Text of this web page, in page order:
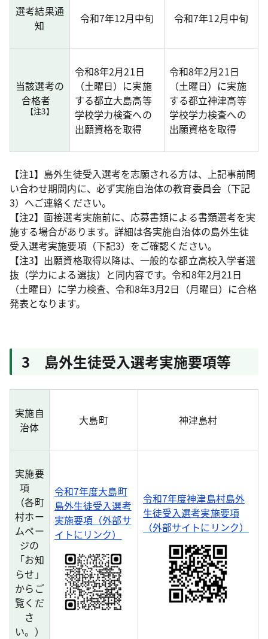
選考結果通
知
令和7年12月中旬 令和7年12月中旬
当該選考の
合格者
【注3】
令和8年2月21日
（土曜日）に実施
する都立大島高等
学校学力検査への
出願資格を取得
令和8年2月21日
（土曜日）に実施
する都立神津高等
学校学力検査への
出願資格を取得
【注1】島外生徒受入選考を志願される方は、上記事前問
い合わせ期間内に、必ず実施自治体の教育委員会（下記
3）へご連絡ください。
【注2】面接選考実施前に、応募書類による書類選考を実
施する場合があります。詳細は各実施自治体の島外生徒
受入選考実施要項（下記3）をご確認ください。
【注3】出願資格取得以降は、一般的な都立高校入学者選
抜（学力による選抜）と同内容です。令和8年2月21日
（土曜日）に学力検査、令和8年3月2日（月曜日）に合格
発表となります。
3 島外生徒受入選考実施要項等
実施自
治体
大島町 神津島村
実施要
項
（各町
村ホー
ムペー
ジの
「お知
らせ」
からご
覧くだ
さ
い。）
令和7年度大島町
島外生徒受入選考
実施要項（外部サ
イトにリンク）
令和7年度神津島村島外
生徒受入選考実施要項
（外部サイトにリンク）